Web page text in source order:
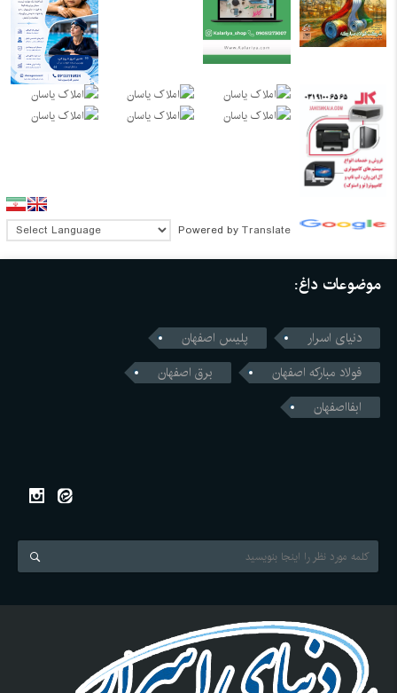
Powered by Translate
موضوعات داغ:
دنیای اسرار
پلیس اصفهان
فولاد مبارکه اصفهان
برق اصفهان
ابفااصفهان